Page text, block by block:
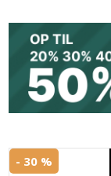
- 30 %